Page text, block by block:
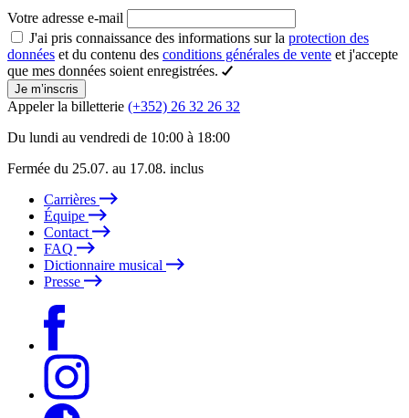
Votre adresse e-mail
J'ai pris connaissance des informations sur la protection des
données et du contenu des conditions générales de vente et j'accepte
que mes données soient enregistrées.
Je m’inscris
Appeler la billetterie (+352) 26 32 26 32
Du lundi au vendredi de 10:00 à 18:00
Fermée du 25.07. au 17.08. inclus
Carrières
Équipe
Contact
FAQ
Dictionnaire musical
Presse